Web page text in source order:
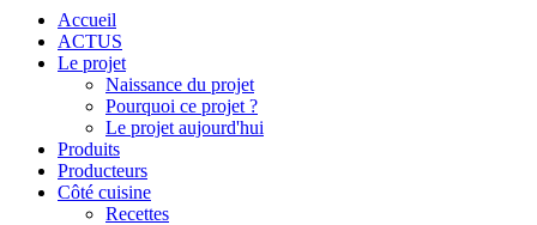
Accueil
ACTUS
Le projet
Naissance du projet
Pourquoi ce projet ?
Le projet aujourd'hui
Produits
Producteurs
Côté cuisine
Recettes